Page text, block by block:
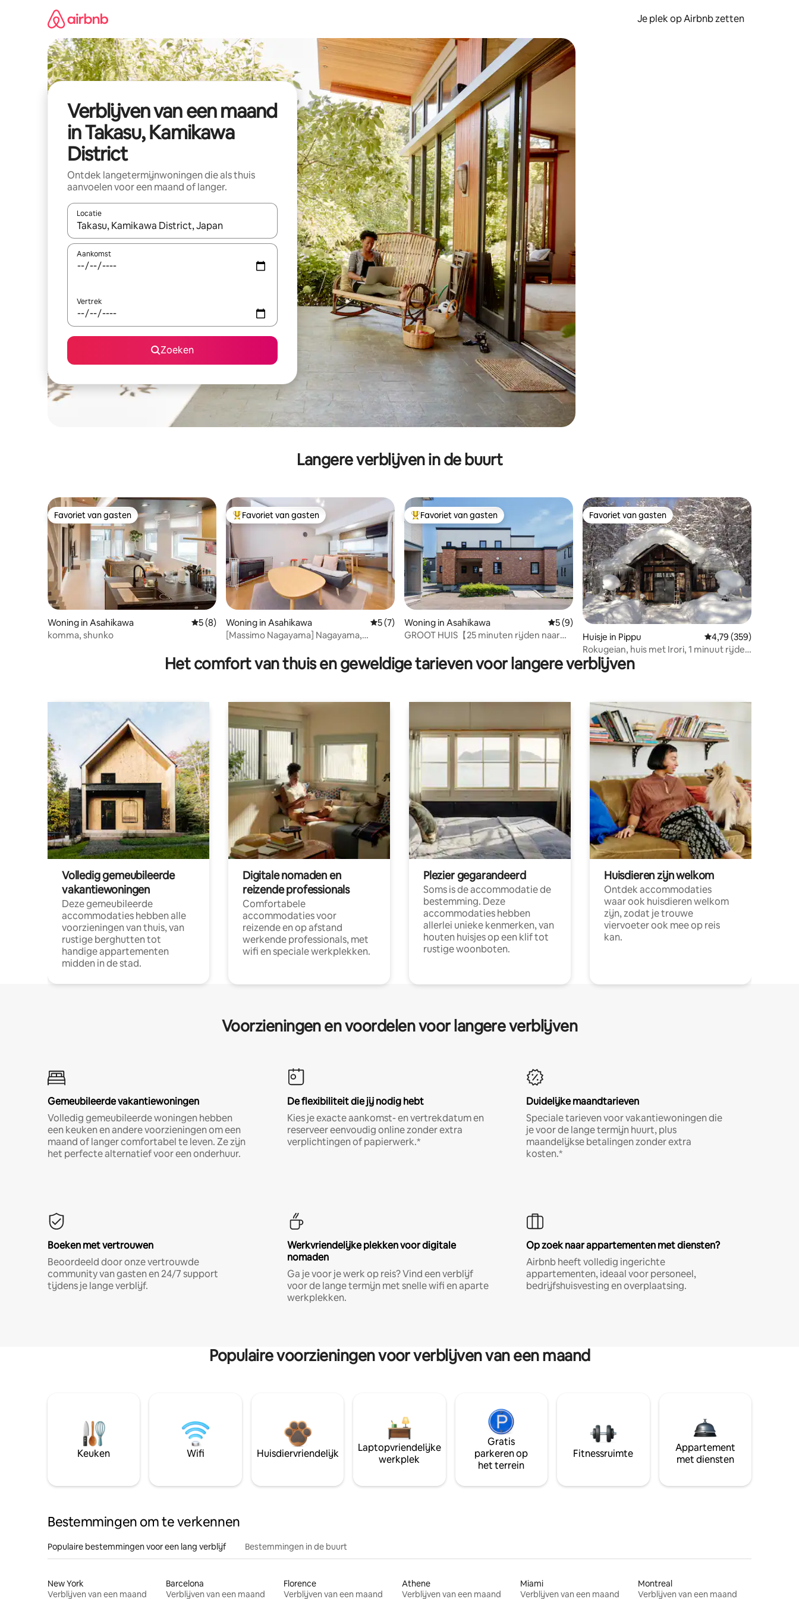
Je plek op Airbnb zetten
Verblijven van een maand
in Takasu, Kamikawa
District
Ontdek langetermijnwoningen die als thuis
aanvoelen voor een maand of langer.
Locatie
Wanneer er resultaten beschikbaar zijn, maak je een keuze met je de pijltjestoetsen omhoog en omlaag, óf door te tikken of swipen.
Aankomst
Vertrek
Zoeken
Langere verblijven in de buurt
Favoriet van gasten
Favoriet van gasten
Woning in Asahikawa Gemiddelde beoordeling van 5 op 5, 8 recensies
5 (8)
komma, shunko
Topfavoriet van gasten
Favoriet van gasten
Woning in Asahikawa Gemiddelde beoordeling van 5 op 5, 7 recensies
5 (7)
[Massimo Nagayama] Nagayama,
Capaciteit 10 personen | 25 minuten met
de auto naar de dierentuin van
Topfavoriet van gasten
Favoriet van gasten
Woning in Asahikawa Gemiddelde beoordeling van 5 op 5, 9 recensies
5 (9)
GROOT HUIS【25 minuten rijden naar
Favoriet van gasten
Favoriet van gasten
Huisje in Pippu Gemiddelde
4,79 (359)
Rokugeian, huis met Irori, 1 minuut rijden
naar Bibu Ski Area (1 groep per dag)
Het comfort van thuis en geweldige tarieven voor langere verblijven
Volledig gemeubileerde
vakantiewoningen
Deze gemeubileerde
accommodaties hebben alle
voorzieningen van thuis, van
rustige berghutten tot
handige appartementen
midden in de stad.
Digitale nomaden en
reizende professionals
Comfortabele
accommodaties voor
reizende en op afstand
werkende professionals, met
wifi en speciale werkplekken.
Plezier gegarandeerd
Soms is de accommodatie de
bestemming. Deze
accommodaties hebben
allerlei unieke kenmerken, van
houten huisjes op een klif tot
rustige woonboten.
Huisdieren zijn welkom
Ontdek accommodaties
waar ook huisdieren welkom
zijn, zodat je trouwe
viervoeter ook mee op reis
kan.
Voorzieningen en voordelen voor langere verblijven
Gemeubileerde vakantiewoningen
Volledig gemeubileerde woningen hebben
een keuken en andere voorzieningen om een
maand of langer comfortabel te leven. Ze zijn
het perfecte alternatief voor een onderhuur.
De flexibiliteit die jij nodig hebt
Kies je exacte aankomst- en vertrekdatum en
reserveer eenvoudig online zonder extra
verplichtingen of papierwerk.*
Duidelijke maandtarieven
Speciale tarieven voor vakantiewoningen die
je voor de lange termijn huurt, plus
maandelijkse betalingen zonder extra
kosten.*
Boeken met vertrouwen
Beoordeeld door onze vertrouwde
community van gasten en 24/7 support
tijdens je lange verblijf.
Werkvriendelijke plekken voor digitale
nomaden
Ga je voor je werk op reis? Vind een verblijf
voor de lange termijn met snelle wifi en aparte
werkplekken.
Op zoek naar appartementen met diensten?
Airbnb heeft volledig ingerichte
appartementen, ideaal voor personeel,
bedrijfshuisvesting en overplaatsing.
Populaire voorzieningen voor verblijven van een maand
Keuken Wifi Huisdiervriendelijk
Laptopvriendelijke
werkplek
Gratis
parkeren op
het terrein
Fitnessruimte
Appartement
met diensten
Bestemmingen om te verkennen
Populaire bestemmingen voor een lang verblijf Bestemmingen in de buurt
New York
Verblijven van een maand
Barcelona
Verblijven van een maand
Florence
Verblijven van een maand
Athene
Verblijven van een maand
Miami
Verblijven van een maand
Montreal
Verblijven van een maand